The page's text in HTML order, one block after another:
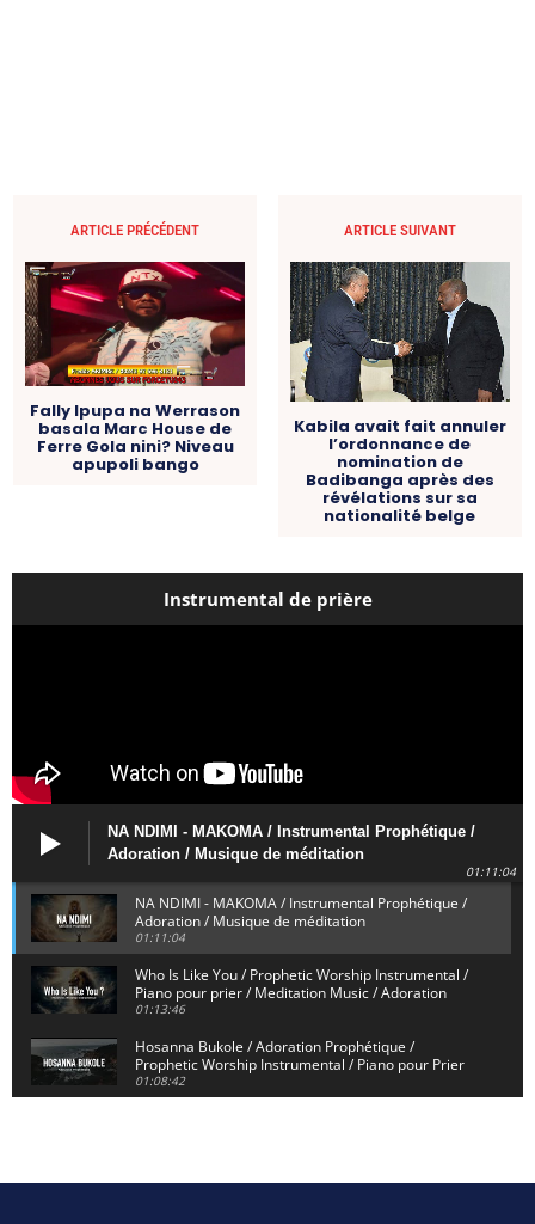
ARTICLE PRÉCÉDENT
Fally Ipupa na Werrason
basala Marc House de
Ferre Gola nini? Niveau
apupoli bango
ARTICLE SUIVANT
Kabila avait fait annuler
l’ordonnance de
nomination de
Badibanga après des
révélations sur sa
nationalité belge
Instrumental de prière
NA NDIMI - MAKOMA / Instrumental Prophétique /
Adoration / Musique de méditation
01:11:04
NA NDIMI - MAKOMA / Instrumental Prophétique /
Adoration / Musique de méditation
01:11:04
Who Is Like You / Prophetic Worship Instrumental /
Piano pour prier / Meditation Music / Adoration
01:13:46
Hosanna Bukole / Adoration Prophétique /
Prophetic Worship Instrumental / Piano pour Prier
01:08:42
Dieu de Secours - God of Rescue / Adoration